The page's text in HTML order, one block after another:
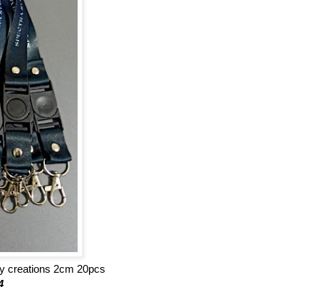
creations 2cm 20pcs